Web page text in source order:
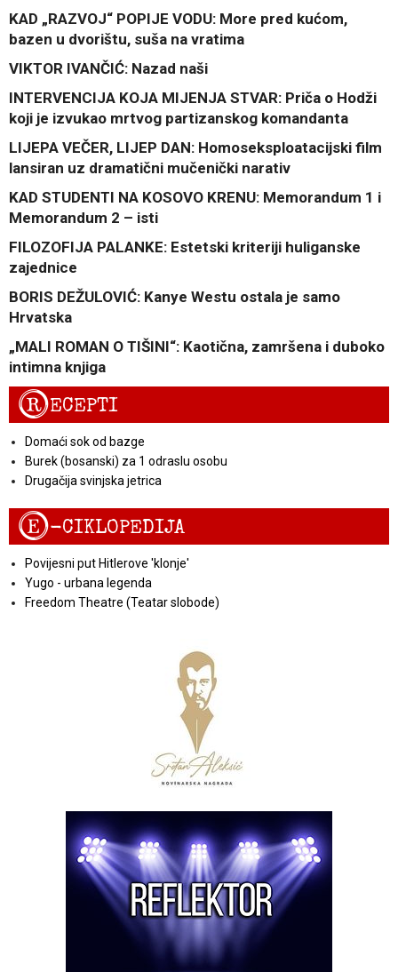
KAD „RAZVOJ“ POPIJE VODU: More pred kućom,
bazen u dvorištu, suša na vratima
VIKTOR IVANČIĆ: Nazad naši
INTERVENCIJA KOJA MIJENJA STVAR: Priča o Hodži
koji je izvukao mrtvog partizanskog komandanta
LIJEPA VEČER, LIJEP DAN: Homoseksploatacijski film
lansiran uz dramatični mučenički narativ
KAD STUDENTI NA KOSOVO KRENU: Memorandum 1 i
Memorandum 2 – isti
FILOZOFIJA PALANKE: Estetski kriteriji huliganske
zajednice
BORIS DEŽULOVIĆ: Kanye Westu ostala je samo
Hrvatska
„MALI ROMAN O TIŠINI“: Kaotična, zamršena i duboko
intimna knjiga
RECEPTI
Domaći sok od bazge
Burek (bosanski) za 1 odraslu osobu
Drugačija svinjska jetrica
E-CIKLOPEDIJA
Povijesni put Hitlerove 'klonje'
Yugo - urbana legenda
Freedom Theatre (Teatar slobode)